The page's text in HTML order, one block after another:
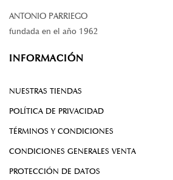
ANTONIO PARRIEGO
fundada en el año 1962
INFORMACIÓN
NUESTRAS TIENDAS
POLÍTICA DE PRIVACIDAD
TÉRMINOS Y CONDICIONES
CONDICIONES GENERALES VENTA
PROTECCIÓN DE DATOS